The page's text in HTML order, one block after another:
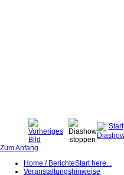
Zum Anfang
Home / BerichteStart here...
Veranstaltungshinweise